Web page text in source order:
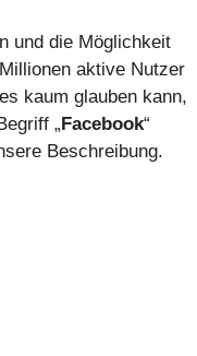
und die Möglichkeit
aktive Nutzer
kaum glauben kann,
„Facebook“
Beschreibung.